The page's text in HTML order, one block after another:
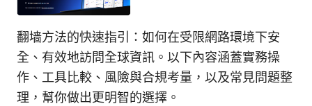
翻墙方法的快速指引：如何在受限網路環境下安
全、有效地訪問全球資訊。以下內容涵蓋實務操
作、工具比較、風險與合規考量，以及常見問題整
理，幫你做出更明智的選擇。